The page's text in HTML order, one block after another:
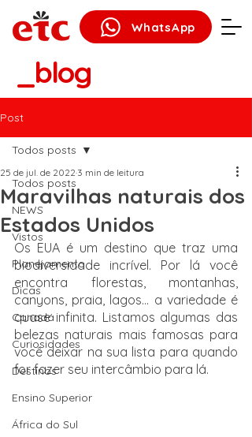
WhatsApp
_blog
Post
Todos posts
NEWS
Vistos
Planejamento
Dicas
Canadá
Curiosidades
Destinos
Ensino Superior
África do Sul
Todos posts
Maravilhas naturais dos
Estados Unidos
25 de jul. de 2022 3 min de leitura
Os EUA é um destino que traz uma
biodiversidade incrível. Por lá você
encontra florestas, montanhas,
canyons, praia, lagos… a variedade é
quase infinita. Listamos algumas das
belezas naturais mais famosas para
você deixar na sua lista para quando
for fazer seu intercâmbio para lá.